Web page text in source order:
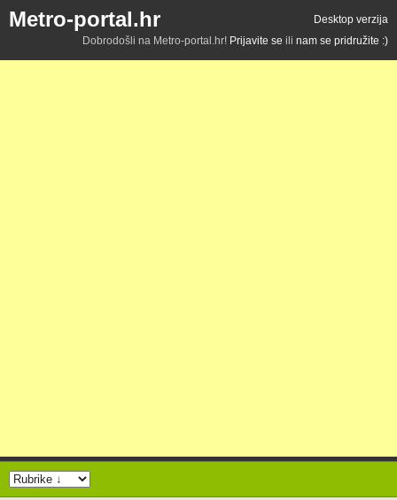
Metro-portal.hr
Desktop verzija
Dobrodošli na Metro-portal.hr! Prijavite se ili nam se pridružite :)